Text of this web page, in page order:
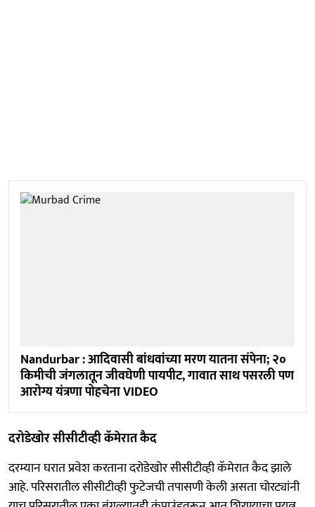
Nandurbar : आदिवासी बांधवांच्या मरण यातना संपेना; २०
किमीची जंगलातून जीवघेणी पायपीट, गावात साथ पसरली पण
आरोग्य यंत्रणा पोहचेना VIDEO
दरोडेखोर सीसीटीव्ही कॅमेरात कैद
दरम्यान घरात प्रवेश करताना दरोडेखोर सीसीटीव्ही कॅमेरात कैद झाले
आहे. परिसरातील सीसीटीव्ही फुटेजची तपासणी केली असता चोरट्यांनी